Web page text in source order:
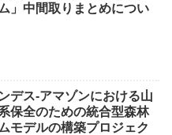
」中間取りまとめについ
デス-アマゾンにおける山
保全のための統合型森林
モデルの構築プロジェク